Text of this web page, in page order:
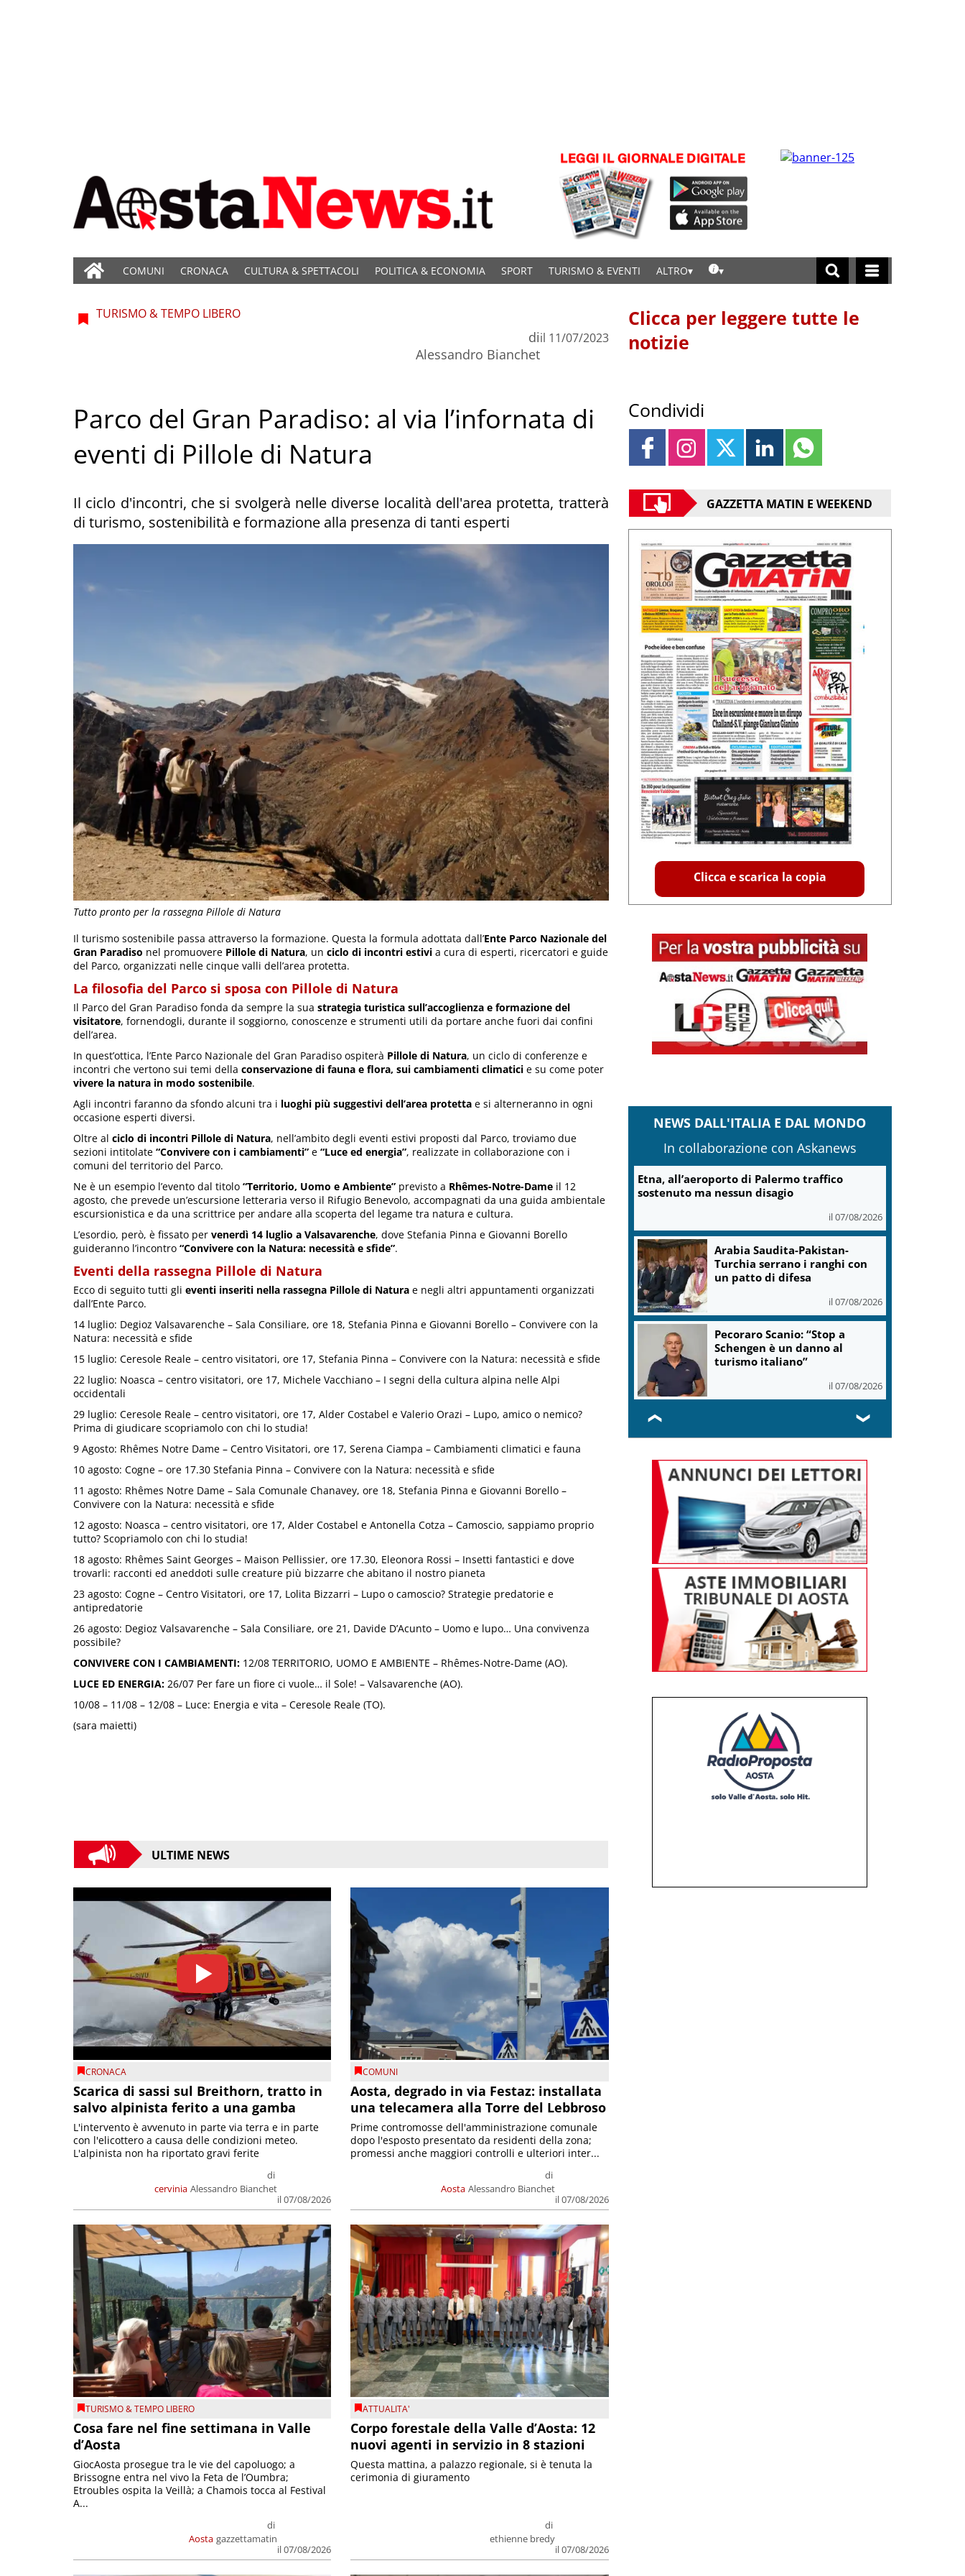
COMUNI CRONACA CULTURA & SPETTACOLI POLITICA & ECONOMIA SPORT TURISMO & EVENTI ALTRO
Tutto pronto per la rassegna Pillole di Natura
TURISMO & TEMPO LIBERO
di
Alessandro Bianchet
il 11/07/2023
Parco del Gran Paradiso: al via l’infornata di
eventi di Pillole di Natura
Il ciclo d'incontri, che si svolgerà nelle diverse località dell'area protetta, tratterà
di turismo, sostenibilità e formazione alla presenza di tanti esperti
Il turismo sostenibile passa attraverso la formazione. Questa la formula adottata dall’Ente Parco Nazionale del
Gran Paradiso nel promuovere Pillole di Natura, un ciclo di incontri estivi a cura di esperti, ricercatori e guide
del Parco, organizzati nelle cinque valli dell’area protetta.
La filosofia del Parco si sposa con Pillole di Natura
Il Parco del Gran Paradiso fonda da sempre la sua strategia turistica sull’accoglienza e formazione del
visitatore, fornendogli, durante il soggiorno, conoscenze e strumenti utili da portare anche fuori dai confini
dell’area.
In quest’ottica, l’Ente Parco Nazionale del Gran Paradiso ospiterà Pillole di Natura, un ciclo di conferenze e
incontri che vertono sui temi della conservazione di fauna e flora, sui cambiamenti climatici e su come poter
vivere la natura in modo sostenibile.
Agli incontri faranno da sfondo alcuni tra i luoghi più suggestivi dell’area protetta e si alterneranno in ogni
occasione esperti diversi.
Oltre al ciclo di incontri Pillole di Natura, nell’ambito degli eventi estivi proposti dal Parco, troviamo due
sezioni intitolate “Convivere con i cambiamenti” e “Luce ed energia”, realizzate in collaborazione con i
comuni del territorio del Parco.
Ne è un esempio l’evento dal titolo “Territorio, Uomo e Ambiente” previsto a Rhêmes-Notre-Dame il 12
agosto, che prevede un’escursione letteraria verso il Rifugio Benevolo, accompagnati da una guida ambientale
escursionistica e da una scrittrice per andare alla scoperta del legame tra natura e cultura.
L’esordio, però, è fissato per venerdì 14 luglio a Valsavarenche, dove Stefania Pinna e Giovanni Borello
guideranno l’incontro “Convivere con la Natura: necessità e sfide”.
Eventi della rassegna Pillole di Natura
Ecco di seguito tutti gli eventi inseriti nella rassegna Pillole di Natura e negli altri appuntamenti organizzati
dall’Ente Parco.
14 luglio: Degioz Valsavarenche – Sala Consiliare, ore 18, Stefania Pinna e Giovanni Borello – Convivere con la
Natura: necessità e sfide
15 luglio: Ceresole Reale – centro visitatori, ore 17, Stefania Pinna – Convivere con la Natura: necessità e sfide
22 luglio: Noasca – centro visitatori, ore 17, Michele Vacchiano – I segni della cultura alpina nelle Alpi
occidentali
29 luglio: Ceresole Reale – centro visitatori, ore 17, Alder Costabel e Valerio Orazi – Lupo, amico o nemico?
Prima di giudicare scopriamolo con chi lo studia!
9 Agosto: Rhêmes Notre Dame – Centro Visitatori, ore 17, Serena Ciampa – Cambiamenti climatici e fauna
10 agosto: Cogne – ore 17.30 Stefania Pinna – Convivere con la Natura: necessità e sfide
11 agosto: Rhêmes Notre Dame – Sala Comunale Chanavey, ore 18, Stefania Pinna e Giovanni Borello –
Convivere con la Natura: necessità e sfide
12 agosto: Noasca – centro visitatori, ore 17, Alder Costabel e Antonella Cotza – Camoscio, sappiamo proprio
tutto? Scopriamolo con chi lo studia!
18 agosto: Rhêmes Saint Georges – Maison Pellissier, ore 17.30, Eleonora Rossi – Insetti fantastici e dove
trovarli: racconti ed aneddoti sulle creature più bizzarre che abitano il nostro pianeta
23 agosto: Cogne – Centro Visitatori, ore 17, Lolita Bizzarri – Lupo o camoscio? Strategie predatorie e
antipredatorie
26 agosto: Degioz Valsavarenche – Sala Consiliare, ore 21, Davide D’Acunto – Uomo e lupo… Una convivenza
possibile?
CONVIVERE CON I CAMBIAMENTI: 12/08 TERRITORIO, UOMO E AMBIENTE – Rhêmes-Notre-Dame (AO).
LUCE ED ENERGIA: 26/07 Per fare un fiore ci vuole… il Sole! – Valsavarenche (AO).
10/08 – 11/08 – 12/08 – Luce: Energia e vita – Ceresole Reale (TO).
(sara maietti)
ULTIME NEWS
CRONACA
Scarica di sassi sul Breithorn, tratto in
salvo alpinista ferito a una gamba
cervinia
di
Alessandro Bianchet
il 07/08/2026
L'intervento è avvenuto in parte via terra e in parte
con l'elicottero a causa delle condizioni meteo.
L'alpinista non ha riportato gravi ferite
COMUNI
Aosta, degrado in via Festaz: installata
una telecamera alla Torre del Lebbroso
Aosta
di
Alessandro Bianchet
il 07/08/2026
Prime contromosse dell'amministrazione comunale
dopo l'esposto presentato da residenti della zona;
promessi anche maggiori controlli e ulteriori inter...
TURISMO & TEMPO LIBERO
Cosa fare nel fine settimana in Valle
d’Aosta
Aosta
di
gazzettamatin
il 07/08/2026
GiocAosta prosegue tra le vie del capoluogo; a
Brissogne entra nel vivo la Feta de l’Oumbra;
Etroubles ospita la Veillà; a Chamois tocca al Festival
A...
ATTUALITA'
Corpo forestale della Valle d’Aosta: 12
nuovi agenti in servizio in 8 stazioni
di
ethienne bredy
il 07/08/2026
Questa mattina, a palazzo regionale, si è tenuta la
cerimonia di giuramento
Clicca per leggere tutte le
notizie
Condividi
GAZZETTA MATIN E WEEKEND
Clicca e scarica la copia
NEWS DALL'ITALIA E DAL MONDO
In collaborazione con Askanews
Etna, all’aeroporto di Palermo traffico
sostenuto ma nessun disagio
il 07/08/2026
Arabia Saudita-Pakistan-
Turchia serrano i ranghi con
un patto di difesa
il 07/08/2026
Pecoraro Scanio: “Stop a
Schengen è un danno al
turismo italiano”
il 07/08/2026
❮ ❯